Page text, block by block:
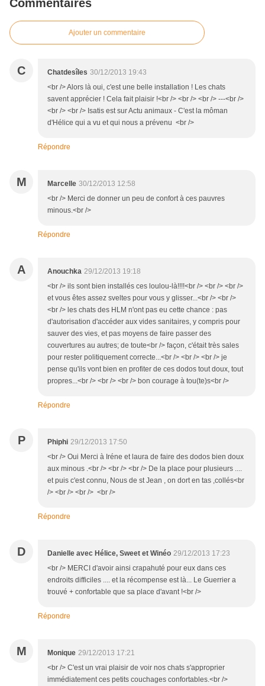
Commentaires
Ajouter un commentaire
C Chatdesîles 30/12/2013 19:43
<br /> Alors là oui, c'est une belle installation ! Les chats
savent apprécier ! Cela fait plaisir !<br /> <br /> <br /> ---<br />
<br /> <br /> Isatis est sur Actu animaux - C'est la môman
d'Hélice qui a vu et qui nous a prévenu <br />
Répondre
M Marcelle 30/12/2013 12:58
<br /> Merci de donner un peu de confort à ces pauvres
minous.<br />
Répondre
A Anouchka 29/12/2013 19:18
<br /> ils sont bien installés ces loulou-là!!!!<br /> <br /> <br />
et vous êtes assez sveltes pour vous y glisser...<br /> <br />
<br /> les chats des HLM n'ont pas eu cette chance : pas
d'autorisation d'accéder aux vides sanitaires, y compris pour
sauver des vies, et pas moyens de faire passer des
couvertures au autres; de toute<br /> façon, c'était très sales
pour rester politiquement correcte...<br /> <br /> <br /> je
pense qu'ils vont bien en profiter de ces dodos tout doux, tout
propres...<br /> <br /> <br /> bon courage à tou(te)s<br />
Répondre
P Phiphi 29/12/2013 17:50
<br /> Oui Merci à Iréne et laura de faire des dodos bien doux
aux minous .<br /> <br /> <br /> De la place pour plusieurs ....
et puis c'est connu, Nous de st Jean , on dort en tas ,collés<br
/> <br /> <br /> <br />
Répondre
D Danielle avec Hélice, Sweet et Winéo 29/12/2013 17:23
<br /> MERCI d'avoir ainsi crapahuté pour eux dans ces
endroits difficiles .... et la récompense est là... Le Guerrier a
trouvé + confortable que sa place d'avant !<br />
Répondre
M Monique 29/12/2013 17:21
<br /> C'est un vrai plaisir de voir nos chats s'approprier
immédiatement ces petits couchages confortables.<br />